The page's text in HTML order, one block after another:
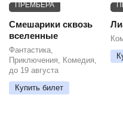
ПРЕМЬЕРА
Смешарики сквозь
вселенные
Фантастика,
Приключения, Комедия,
до 19 августа
Купить билет